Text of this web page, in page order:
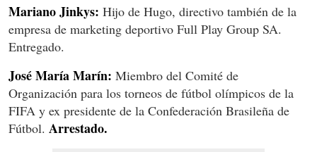
Mariano Jinkys: Hijo de Hugo, directivo también de la
empresa de marketing deportivo Full Play Group SA.
Entregado.
José María Marín: Miembro del Comité de
Organización para los torneos de fútbol olímpicos de la
FIFA y ex presidente de la Confederación Brasileña de
Fútbol. Arrestado.